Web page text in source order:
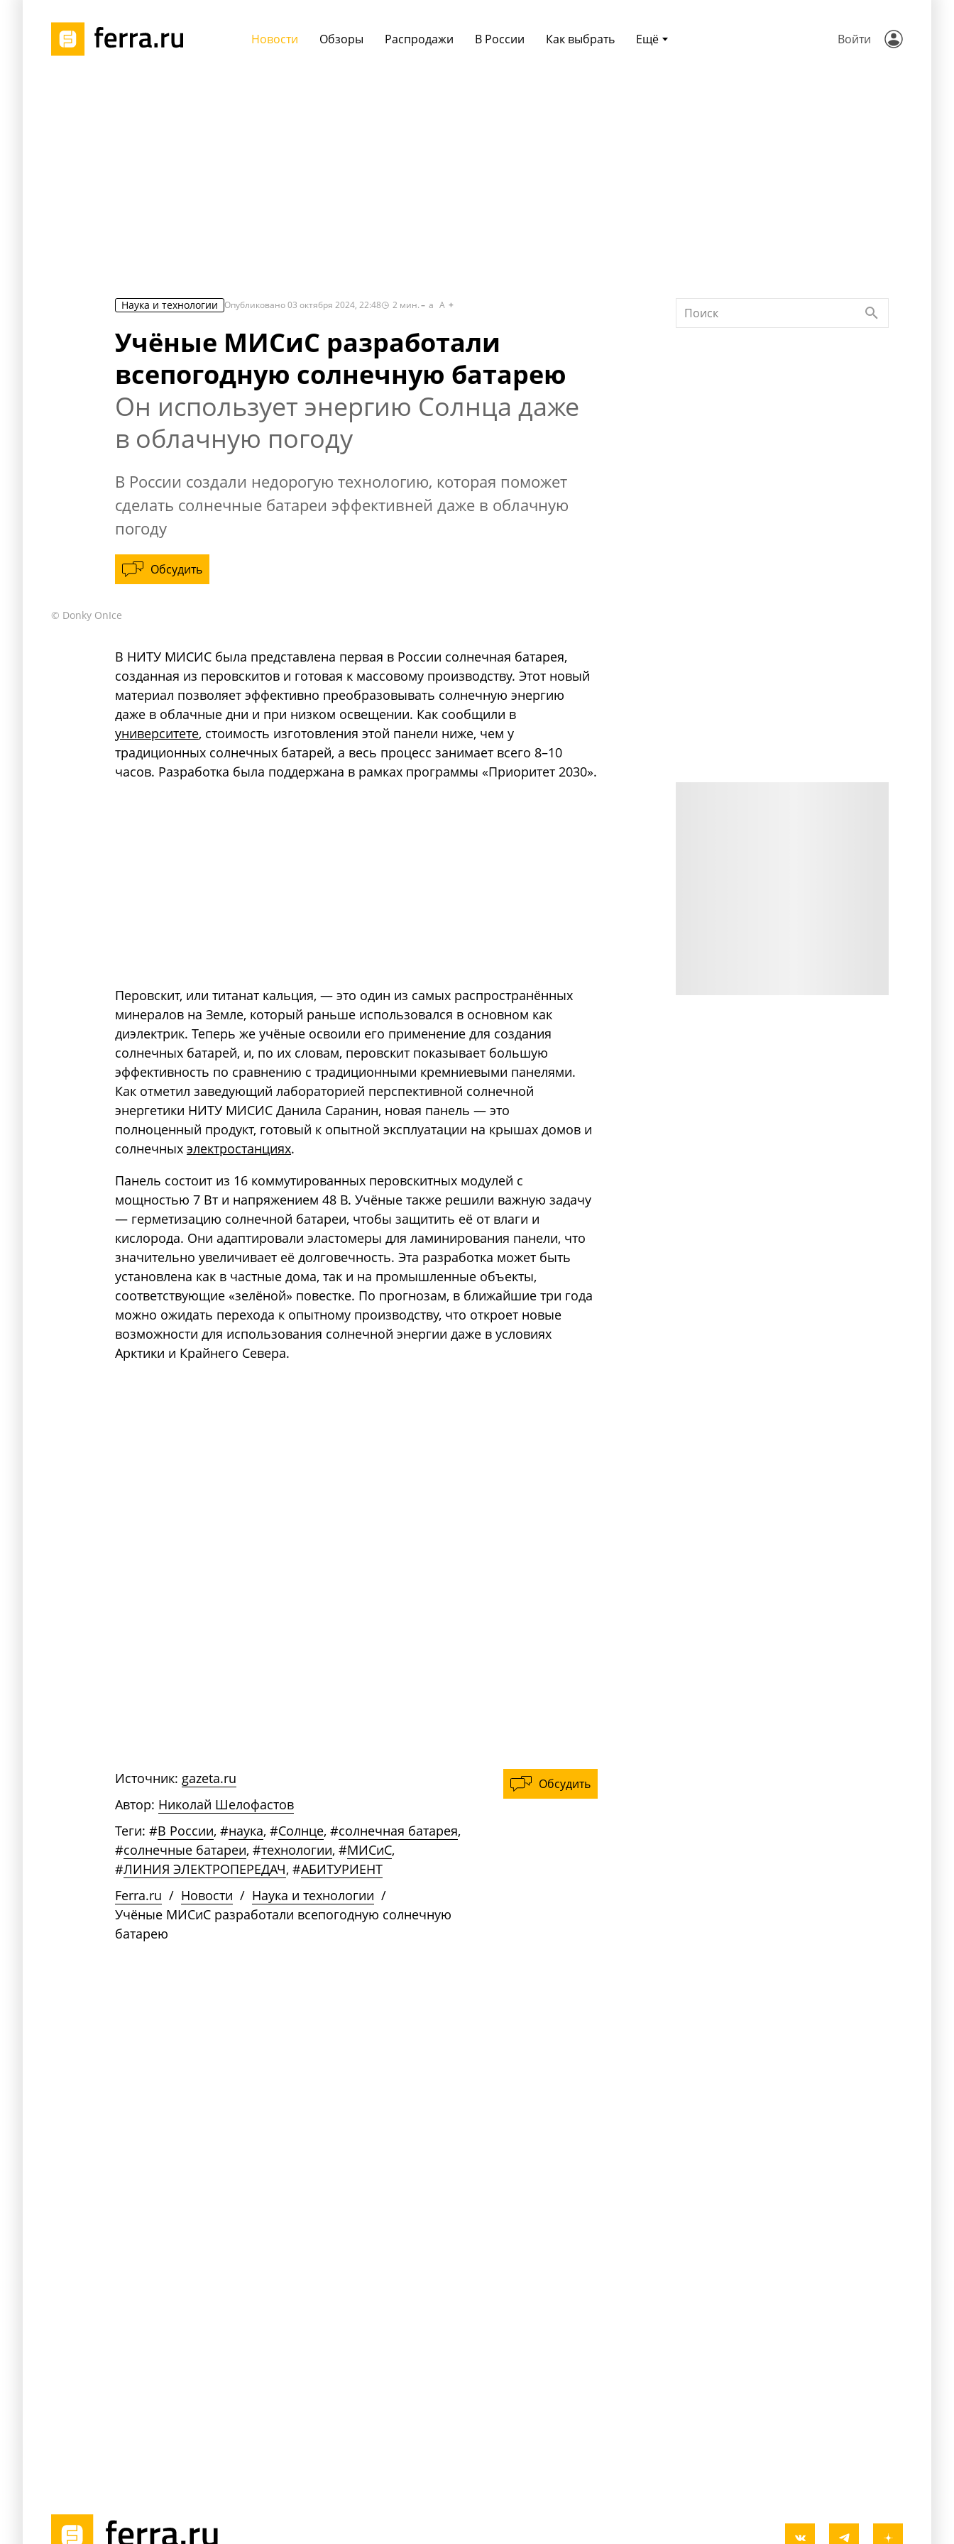
Ещё
Новости Обзоры Распродажи В России Как выбрать Войти
Наука и технологии Опубликовано03 октября 2024, 22:48 2 мин. a A
Учёные МИСиС разработали
всепогодную солнечную батарею
Он использует энергию Солнца даже
в облачную погоду
В России создали недорогую технологию, которая поможет
сделать солнечные батареи эффективней даже в облачную
погоду
Обсудить
© Donky OnIce
В НИТУ МИСИС была представлена первая в России солнечная батарея,
созданная из перовскитов и готовая к массовому производству. Этот новый
материал позволяет эффективно преобразовывать солнечную энергию
даже в облачные дни и при низком освещении. Как сообщили в
университете, стоимость изготовления этой панели ниже, чем у
традиционных солнечных батарей, а весь процесс занимает всего 8–10
часов. Разработка была поддержана в рамках программы «Приоритет 2030».
Перовскит, или титанат кальция, — это один из самых распространённых
минералов на Земле, который раньше использовался в основном как
диэлектрик. Теперь же учёные освоили его применение для создания
солнечных батарей, и, по их словам, перовскит показывает большую
эффективность по сравнению с традиционными кремниевыми панелями.
Как отметил заведующий лабораторией перспективной солнечной
энергетики НИТУ МИСИС Данила Саранин, новая панель — это
полноценный продукт, готовый к опытной эксплуатации на крышах домов и
солнечных электростанциях.
Панель состоит из 16 коммутированных перовскитных модулей с
мощностью 7 Вт и напряжением 48 В. Учёные также решили важную задачу
— герметизацию солнечной батареи, чтобы защитить её от влаги и
кислорода. Они адаптировали эластомеры для ламинирования панели, что
значительно увеличивает её долговечность. Эта разработка может быть
установлена как в частные дома, так и на промышленные объекты,
соответствующие «зелёной» повестке. По прогнозам, в ближайшие три года
можно ожидать перехода к опытному производству, что откроет новые
возможности для использования солнечной энергии даже в условиях
Арктики и Крайнего Севера.
Обсудить
Источник: gazeta.ru
Автор: Николай Шелофастов
Теги: #В России, #наука, #Солнце, #солнечная батарея,
#солнечные батареи, #технологии, #МИСиС,
#ЛИНИЯ ЭЛЕКТРОПЕРЕДАЧ, #АБИТУРИЕНТ
Ferra.ru / Новости / Наука и технологии /
Учёные МИСиС разработали всепогодную солнечную
батарею